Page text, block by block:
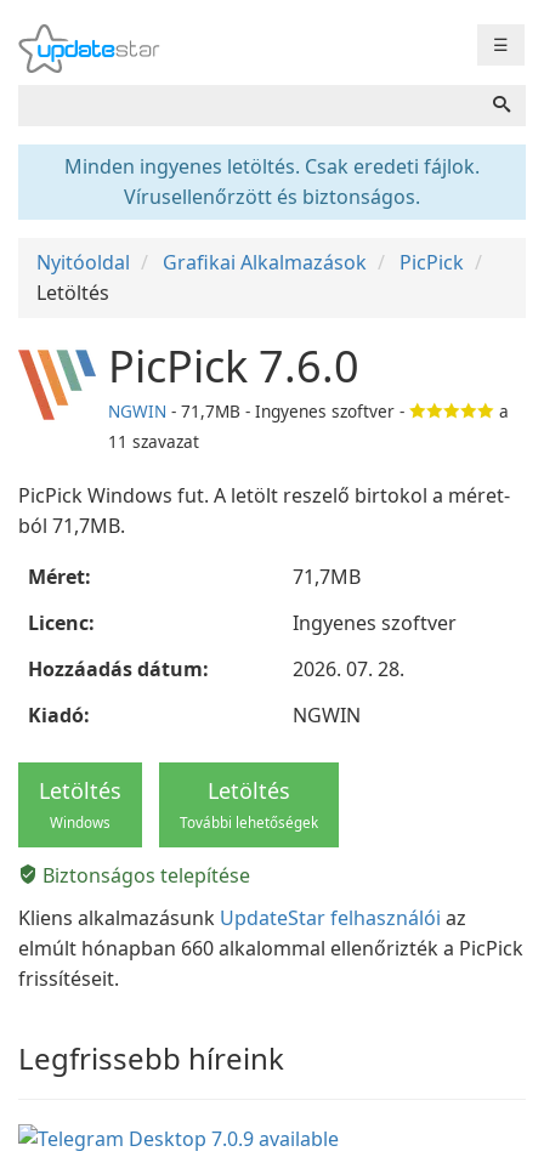
☰
Minden ingyenes letöltés. Csak eredeti fájlok.
Vírusellenőrzött és biztonságos.
Nyitóoldal Grafikai Alkalmazások
PicPick
Letöltés
PicPick 7.6.0
NGWIN - 71,7MB - Ingyenes szoftver -
a
11 szavazat
PicPick Windows fut. A letölt reszelő birtokol a méret-
ból 71,7MB.
Méret:
71,7MB
Licenc:
Ingyenes szoftver
Hozzáadás dátum:
2026. 07. 28.
Kiadó:
NGWIN
Letöltés
Windows
Letöltés
További lehetőségek
Biztonságos telepítése
Kliens alkalmazásunk UpdateStar felhasználói az
elmúlt hónapban 660 alkalommal ellenőrizték a PicPick
frissítéseit.
Legfrissebb híreink